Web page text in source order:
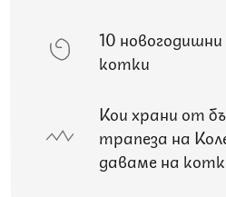
10
котки
Кои храни от
трапеза на
даваме на